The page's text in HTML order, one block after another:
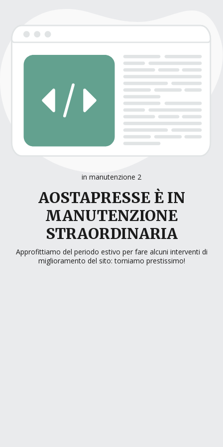
in manutenzione 2
AOSTAPRESSE È IN
MANUTENZIONE
STRAORDINARIA
Approfittiamo del periodo estivo per fare alcuni interventi di
miglioramento del sito: torniamo prestissimo!